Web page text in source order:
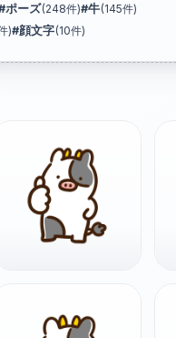
ポーズ(248件)#牛(145件)
)#顔文字(10件)